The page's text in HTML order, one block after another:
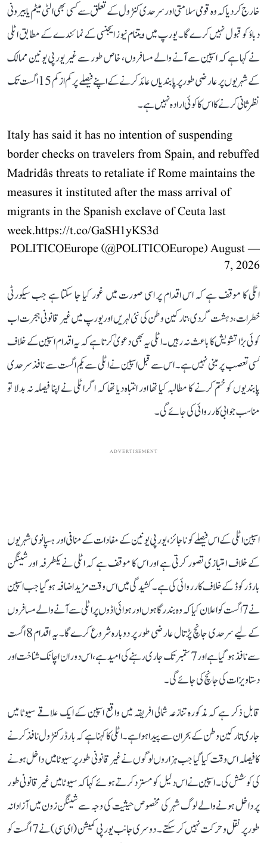
خارج کر دیا کہ وہ قومی سلامتی اور سرحدی کنٹرول کے تعلق سے کسی بھی الٹی میٹم یا بیرونی
دباؤ کو قبول نہیں کرے گا۔ یورپ میں ویتنام نیوز ایجنسی کے نمائندے کے مطابق اٹلی
نے کہا ہے کہ اسپین سے آنے والے مسافروں، خاص طور سے غیر یورپی یونین ممالک
کے شہریوں پر عارضی طور پر پابندیاں عائد کرنے کے اپنے فیصلے پر کم از کم 15 اگست تک
نظرثانی کرنے کا اس کا کوئی ارادہ نہیں ہے۔
Italy has said it has no intention of suspending
border checks on travelers from Spain, and rebuffed
Madridâs threats to retaliate if Rome maintains the
measures it instituted after the mass arrival of
migrants in the Spanish exclave of Ceuta last
week.https://t.co/GaSH1yKS3d
— POLITICOEurope (@POLITICOEurope)
August
7, 2026
اٹلی کا موقف ہے کہ اس اقدام پر اسی صورت میں غور کیا جا سکتا ہے جب سیکورٹی
خطرات، دہشت گردی، تارکین وطن کی نئی لہریں اور یورپ میں غیر قانونی ہجرت اب
کوئی بڑا تشویش کا باعث نہ رہیں۔ اٹلی یہ بھی دعویٰ کرتا ہے کہ یہ اقدام اسپین کے خلاف
کسی تعصب پر مبنی نہیں ہے۔ اس سے قبل اسپین نے اٹلی سے یکم اگست سے نافذ سرحدی
پابندیوں کو ختم کرنے کا مطالبہ کیا تھا اور انتباہ دیا تھا کہ اگر اٹلی نے اپنا فیصلہ نہ بدلا تو
مناسب جوابی کارروائی کی جائے گی۔
ADVERTISEMENT
اسپین اٹلی کے اس فیصلے کو ناجائز، یورپی یونین کے مفادات کے منافی اور ہسپانوی شہریوں
کے خلاف امتیازی تصور کرتی ہے اور اس کا موقف ہے کہ اٹلی نے یکطرفہ اور شینگن
بارڈر کوڈ کے خلاف کارروائی کی ہے۔ کشیدگی میں اس وقت مزید اضافہ ہو گیا جب اسپین
نے 7 اگست کو اعلان کیا کہ وہ بندرگاہوں اور ہوائی اڈوں پر اٹلی سے آنے والے مسافروں
کے لیے سرحدی جانچ پڑتال عارضی طور پر دوبارہ شروع کرے گا۔ یہ اقدام 8 اگست
سے نافذ ہو گیا ہے اور 7 ستمبر تک جاری رہنے کی امید ہے، اس دوران اچانک شناخت اور
دستاویزات کی جانچ کی جائے گی۔
قابل ذکر ہے کہ مذکورہ تنازعہ شمالی افریقہ میں واقع اسپین کے ایک علاقے سیوٹا میں
جاری تارکین وطن کے بحران سے پیدا ہوا ہے۔ اٹلی کا کہنا ہے کہ بارڈر کنٹرول نافذ کرنے
کا فیصلہ اس وقت کیا گیا جب ہزاروں لوگوں نے غیر قانونی طور پر سیوٹا میں داخل ہونے
کی کوشش کی۔ اسپین نے اس دلیل کو مسترد کرتے ہوئے کہا کہ سیوٹا میں غیر قانونی طور
پر داخل ہونے والے لوگ شہر کی مخصوص حیثیت کی وجہ سے شینگن زون میں آزادانہ
طور پر نقل و حرکت نہیں کر سکتے۔ دوسری جانب یورپی کمیشن (ای سی) نے 7 اگست کو